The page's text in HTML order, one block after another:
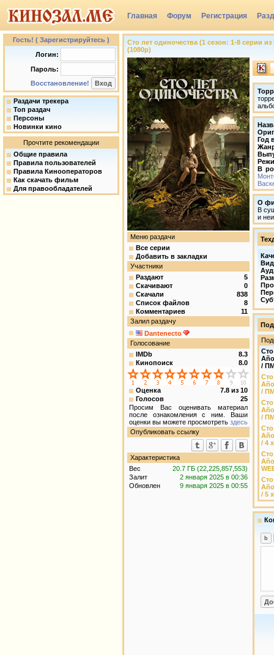
Главная Форум Регистрация
Группы
Гость! ( Зарегистрируйтесь )
Логин:
Пароль:
Восстановление!
Раздачи трекера
Топ раздач
Персоны
Новинки кино
Прочтите рекомендации
Общие правила
Правила пользователей
Правила Кинооператоров
Как скачать фильм
Для правообладателей
Сто лет одиночества (1 сезон: 1-8 серии
(1080p)
Меню раздачи
Все серии
Добавить в закладки
Участники
Раздают
5
Скачивают
0
Скачали
838
Список файлов
8
Комментариев
11
Залил раздачу
Dantenecto
Голосование
IMDb
8.3
Кинопоиск
8.0
Оценка 7.8 из 10
Голосов
25
Просим Вас оценивать материал
после ознакомления с ним. Ваши
оценки вы можете просмотреть здесь
Опубликовать ссылку
Характеристика
Вес
20.7 ГБ (22,225,857,553)
Залит
2 января 2025 в 00:36
Обновлен
9 января 2025 в 00:55
Год
В
О
В
и
/
/
/
/ 4
/ 5